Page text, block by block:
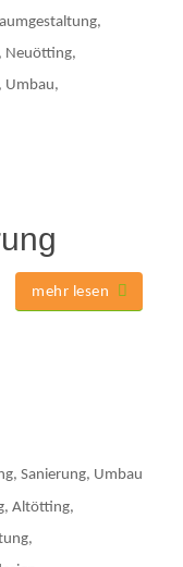
,
, Neuötting,
, Umbau,
mehr lesen
, Sanierung, Umbau
,Altötting,
,